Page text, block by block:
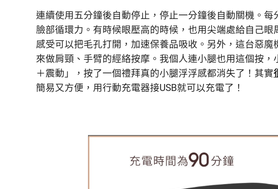
連續使用五分鐘後自動停止， 停止一分鐘後自動關機。 每
臉部循環力。 有時候眼壓高的時候， 也用尖端處給自己眼
感受可以把毛孔打開， 加速保養品吸收。 另外， 這台惡魔
來做肩頸、手臂的經絡按摩。 我個人連小腿也用這個按，
＋震動」， 按了一個禮拜真的小腿浮浮感都消失了！ 其實
簡易又方便， 用行動充電器接USB就可以充電了！